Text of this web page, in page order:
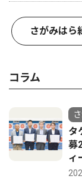
さがみはら
コラム
タ
募
ィ